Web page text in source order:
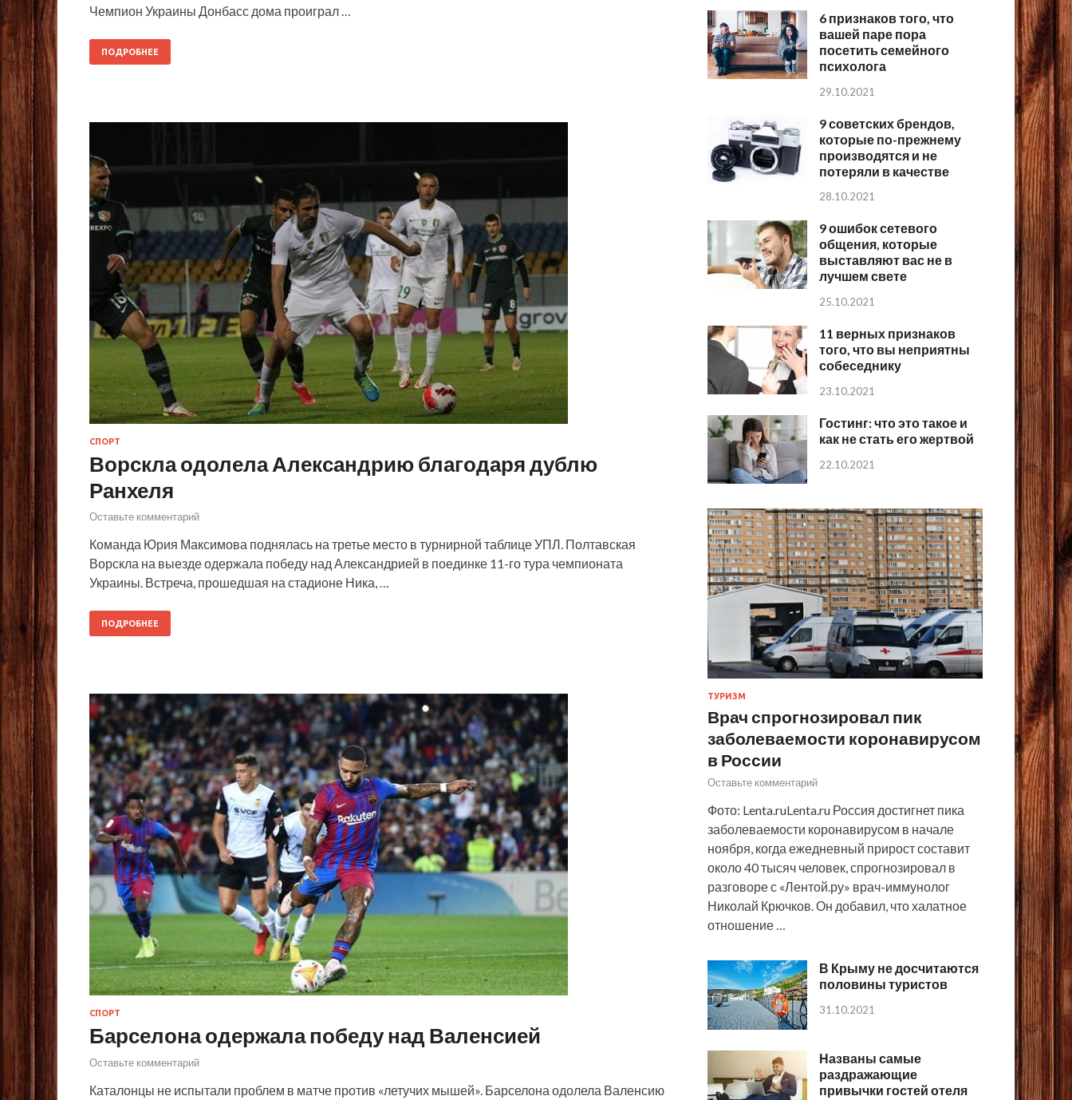
Чемпион Украины Донбасс дома проиграл …
ПОДРОБНЕЕ
СПОРТ
Ворскла одолела Александрию благодаря дублю
Ранхеля
Оставьте комментарий
Команда Юрия Максимова поднялась на третье место в турнирной таблице УПЛ. Полтавская
Ворскла на выезде одержала победу над Александрией в поединке 11-го тура чемпионата
Украины. Встреча, прошедшая на стадионе Ника, …
ПОДРОБНЕЕ
СПОРТ
Барселона одержала победу над Валенсией
Оставьте комментарий
Каталонцы не испытали проблем в матче против «летучих мышей». Барселона одолела Валенсию
6 признаков того, что
вашей паре пора
посетить семейного
психолога
29.10.2021
9 советских брендов,
которые по-прежнему
производятся и не
потеряли в качестве
28.10.2021
9 ошибок сетевого
общения, которые
выставляют вас не в
лучшем свете
25.10.2021
11 верных признаков
того, что вы неприятны
собеседнику
23.10.2021
Гостинг: что это такое и
как не стать его жертвой
22.10.2021
ТУРИЗМ
Врач спрогнозировал пик
заболеваемости коронавирусом
в России
Оставьте комментарий
Фото: Lenta.ruLenta.ru Россия достигнет пика
заболеваемости коронавирусом в начале
ноября, когда ежедневный прирост составит
около 40 тысяч человек, спрогнозировал в
разговоре с «Лентой.ру» врач-иммунолог
Николай Крючков. Он добавил, что халатное
отношение …
В Крыму не досчитаются
половины туристов
31.10.2021
Названы самые
раздражающие
привычки гостей отеля